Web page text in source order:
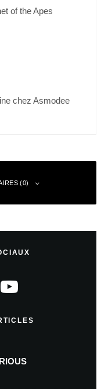
of the Apes
chez Asmodee
(0)